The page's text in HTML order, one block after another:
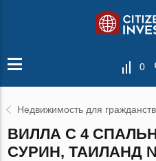
0
Недвижимость для
ВИЛЛА С 4
СУРИН, ТАИЛАНД